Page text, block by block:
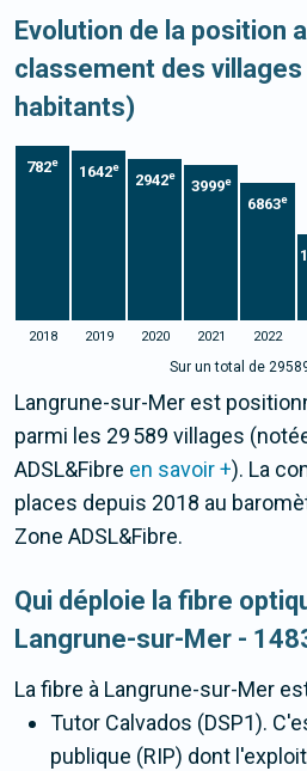
Evolution de la position
classement des
habitants)
782e
1642e
2942e
3999e
6863e
2018 2019 2020 2021 2022
Sur un total de
Langrune-sur-Mer est
parmi les 29 589 villages
ADSL&Fibre en savoir +). La
places depuis 2018 au
Zone ADSL&Fibre.
Qui déploie la fibre
Langrune-sur-Mer -
La fibre à Langrune-sur-Mer
Tutor Calvados (DSP1).
publique (RIP) dont